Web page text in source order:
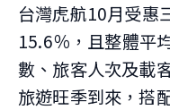
台灣虎航10月受惠
15.6％，且整體平
數、旅客人次及載
旅遊旺季到來，搭